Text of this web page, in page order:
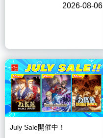
2026-08-06
July Sale開催中！